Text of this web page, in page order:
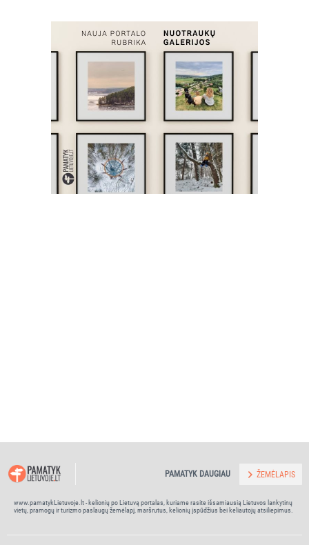
www.pamatykLietuvoje.lt - kelionių po Lietuvą portalas, kuriame rasite išsamiausią Lietuvos lankytinų
vietų, pramogų ir turizmo paslaugų žemėlapį, maršrutus, kelionių įspūdžius bei keliautojų atsiliepimus.
PAMATYK DAUGIAU ŽEMĖLAPIS